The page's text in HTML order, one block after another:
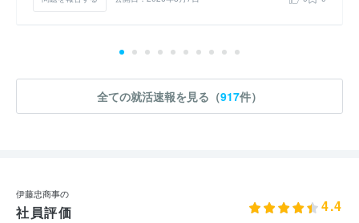
全ての就活速報を見る（917件）
伊藤忠商事の
社員評価 4.4